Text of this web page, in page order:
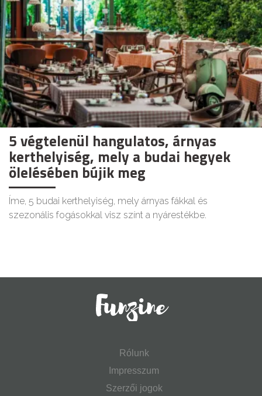
5 végtelenül hangulatos, árnyas
kerthelyiség, mely a budai hegyek
ölelésében bújik meg
Íme, 5 budai kerthelyiség, mely árnyas fákkal és
szezonális fogásokkal visz színt a nyárestékbe.
Rólunk
Impresszum
Szerzői jogok